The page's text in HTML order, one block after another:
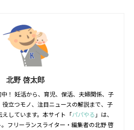
北野 啓太郎
！ 妊活から、育児、保活、夫婦関係、子
役立つモノ、注目ニュースの解説まで、子
しています。本サイト「パパやる 」は、
フリーランスライター・編集者の北野 啓